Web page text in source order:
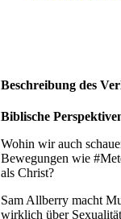
Beschreibung des
Biblische
Wohin wir auch
Bewegungen wie
als Christ?
Sam Allberry macht
wirklich über